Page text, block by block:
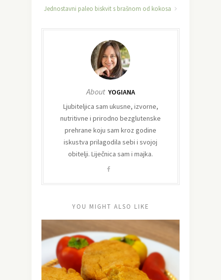
Jednostavni paleo biskvit s brašnom od kokosa
About YOGIANA
Ljubiteljica sam ukusne, izvorne,
nutritivne i prirodno bezglutenske
prehrane koju sam kroz godine
iskustva prilagodila sebi i svojoj
obitelji. Liječnica sam i majka.
YOU MIGHT ALSO LIKE